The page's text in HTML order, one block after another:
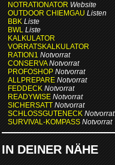
NOTRATIONATOR Website
OUTDOOR CHIEMGAU Listen
BBK Liste
BWL Liste
KALKULATOR
VORRATSKALKULATOR
RATION1 Notvorrat
CONSERVA Notvorrat
PROFOSHOP Notvorrat
ALLPREPARE Notvorrat
FEDDECK Notvorrat
READYWISE Notvorrat
SICHERSATT Notvorrat
SCHLOSSGUTENECK Notvorrat
SURVIVAL-KOMPASS Notvorrat
IN DEINER NÄHE